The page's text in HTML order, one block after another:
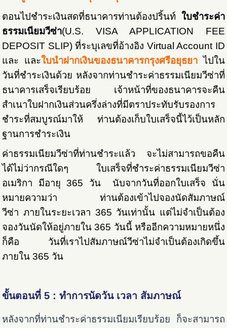
ตอนไปชำระเงินสดที่ธนาคารท่านต้องปริ้นท์ ใบชำระค่า
ธรรมเนียมวีซ่า(U.S. VISA APPLICATION FEE
DEPOSIT SLIP)ที่ระบุเลขที่อ้างอิง Virtual Account ID
และ และใบนำฝากเงินของธนาคารกรุงศรีอยุธยาไปใน
วันที่ชำระเงินด้วย หลังจากท่านชำระค่าธรรมเนียมวีซ่าที่
ธนาคารเสร็จเรียบร้อย เจ้าหน้าที่ของธนาคารจะคืน
สำเนาใบฝากเงินส่วนครึ่งล่างที่มีตราประทับรับรองการ
ชำระที่สมบูรณ์มาให้ ท่านต้องเก็บใบเสร็จนี้ไว้เป็นหลัก
ฐานการชำระเงิน
ค่าธรรมเนียมวีซ่าที่ท่านชำระแล้ว จะไม่สามารถขอคืน
ได้ไม่ว่ากรณีใดๆ ใบเสร็จที่ชำระค่าธรรมเนียมวีซ่า
อเมริกา มีอายุ 365 วัน นับจากวันที่ออกใบเสร็จ นั่น
หมายความว่า ท่านต้องเข้าไปจองนัดสัมภาษณ์
วีซ่า ภายในระยะเวลา 365 วันเท่านั้น แต่ไม่จำเป็นต้อง
จองวันนัดให้อยู่ภายใน 365 วันนี้ หรืออีกความหมายหนึ่ง
ก็คือ วันที่เราไปสัมภาษณ์วีซ่าไม่จำเป็นต้องเกิดขึ้น
ภายใน 365 วัน
ขั้นตอนที่ 5 : ทำการนัดวัน เวลา สัมภาษณ์
หลังจากที่ท่านชำระค่าธรรมเนียมเรียบร้อย ก็จะสามารถ